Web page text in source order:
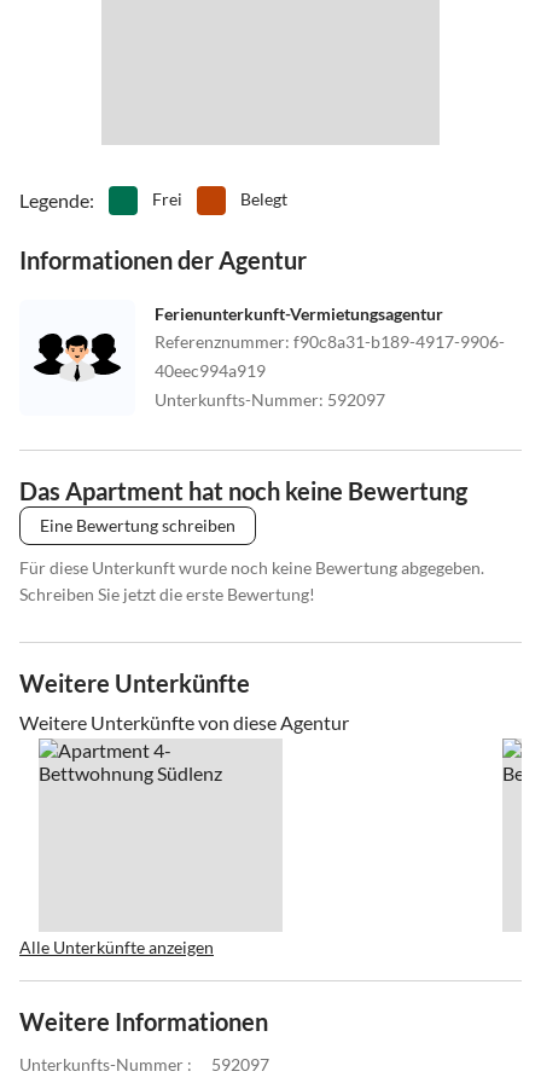
Legende: Frei Belegt
Informationen der Agentur
Ferienunterkunft-Vermietungsagentur
Referenznummer: f90c8a31-b189-4917-9906-
40eec994a919
Unterkunfts-Nummer: 592097
Das Apartment hat noch keine Bewertung
Eine Bewertung schreiben
Für diese Unterkunft wurde noch keine Bewertung abgegeben.
Schreiben Sie jetzt die erste Bewertung!
Weitere Unterkünfte
Weitere Unterkünfte von diese Agentur
Alle Unterkünfte anzeigen
Weitere Informationen
Unterkunfts-Nummer : 592097